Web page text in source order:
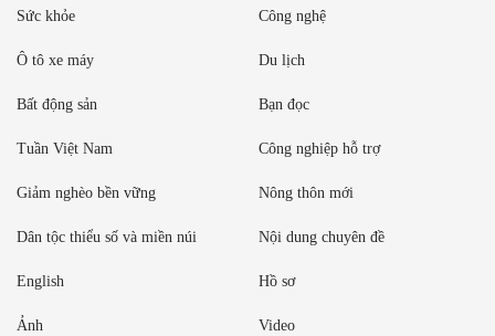
Sức khỏe Công nghệ
Ô tô xe máy Du lịch
Bất động sản Bạn đọc
Tuần Việt Nam Công nghiệp hỗ trợ
Giảm nghèo bền vững Nông thôn mới
Dân tộc thiểu số và miền núi Nội dung chuyên đề
English Hồ sơ
Ảnh Video